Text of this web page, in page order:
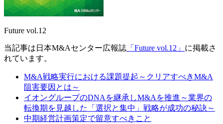
Future vol.12
当記事は日本M&Aセンター広報誌 「Future vol.12」 に掲載さ
れています。
M&A戦略実行における課題提起～クリアすべきM&A
阻害要因とは～
イオングループのDNAを継承しM&Aを推進～業界の
転換期を見越した「選択と集中」戦略が成功の秘訣～
中期経営計画策定で留意すべきこと